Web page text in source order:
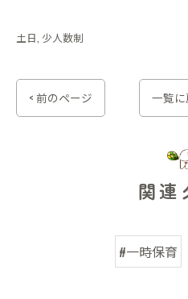
土日 少人数制
< 前のページ 一覧に
関連
#一時保育